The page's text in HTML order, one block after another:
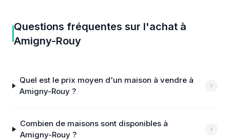
Questions fréquentes sur l'achat à
Amigny-Rouy
Quel est le prix moyen d'un maison à vendre à
Amigny-Rouy ?
Combien de maisons sont disponibles à
Amigny-Rouy ?